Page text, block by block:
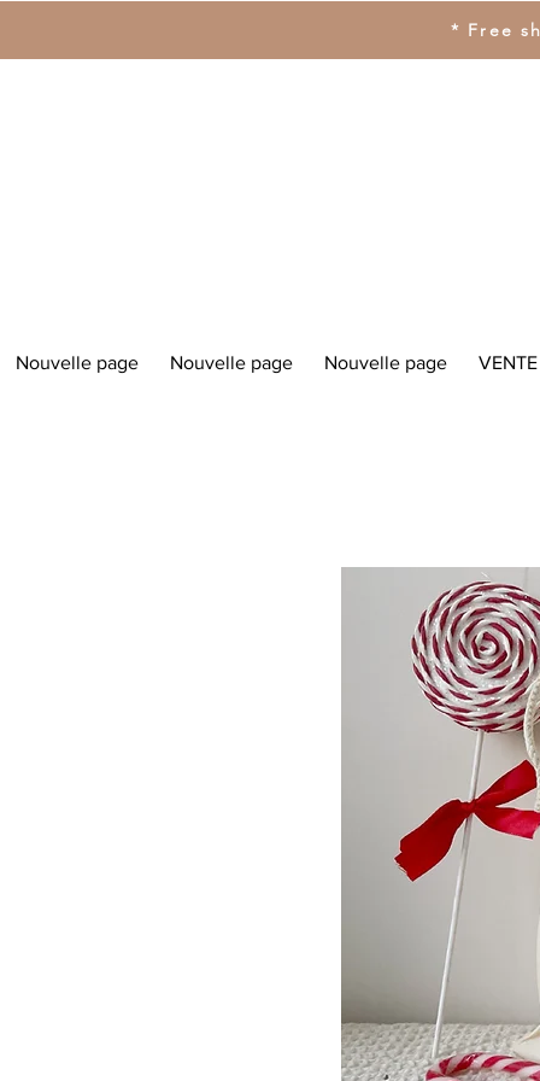
* Free
Nouvelle page Nouvelle page Nouvelle page